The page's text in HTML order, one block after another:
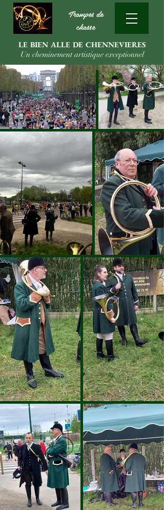
Trompes de
chasse
LE BIEN ALLE DE CHENNEVIERES
Un cheminement artistique exceptionnel